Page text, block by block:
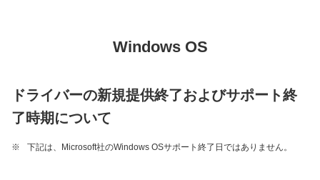
Windows OS
ドライバーの新規提供終了およびサポート終
了時期について
※ 下記は、Microsoft社のWindows OSサポート終了日ではありません。